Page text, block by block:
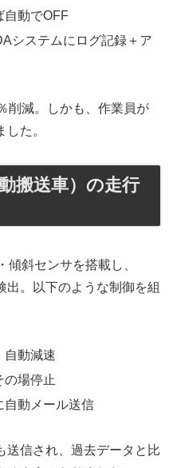
自動でOFF
システムにログ記録＋ア
削減。しかも、作業員が
た。
搬送車）の走行
斜センサを搭載し、
出。以下のような制御を組
自動減速
の場停止
自動メール送信
送信され、過去データと比